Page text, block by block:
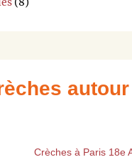
Crèches à Paris 18e